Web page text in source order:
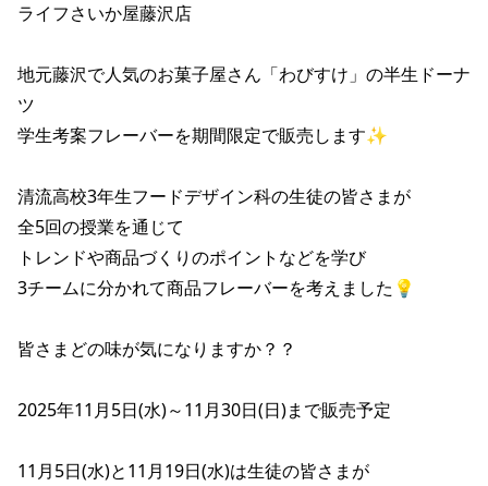
ライフさいか屋藤沢店
地元藤沢で人気のお菓子屋さん「わびすけ」の半生ドーナ
ツ
学生考案フレーバーを期間限定で販売します✨
清流高校3年生フードデザイン科の生徒の皆さまが
全5回の授業を通じて
トレンドや商品づくりのポイントなどを学び
3チームに分かれて商品フレーバーを考えました💡
皆さまどの味が気になりますか？？
2025年11月5日(水)～11月30日(日)まで販売予定
11月5日(水)と11月19日(水)は生徒の皆さまが